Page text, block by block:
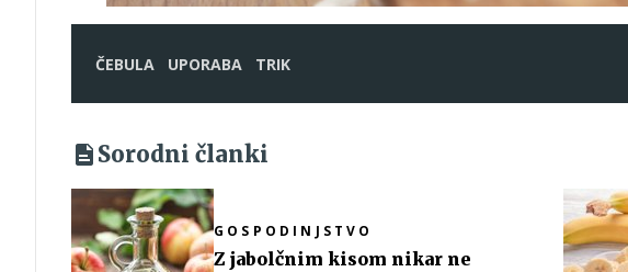
ČEBULA UPORABA TRIK
Sorodni članki
GOSPODINJSTVO
Z jabolčnim kisom nikar ne